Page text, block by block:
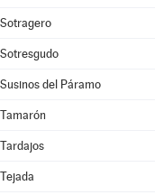
Sotragero
Sotresgudo
Susinos del Páramo
Tamarón
Tardajos
Tejada